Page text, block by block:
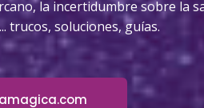
la incertidumbre sobre la
trucos, soluciones, guías.